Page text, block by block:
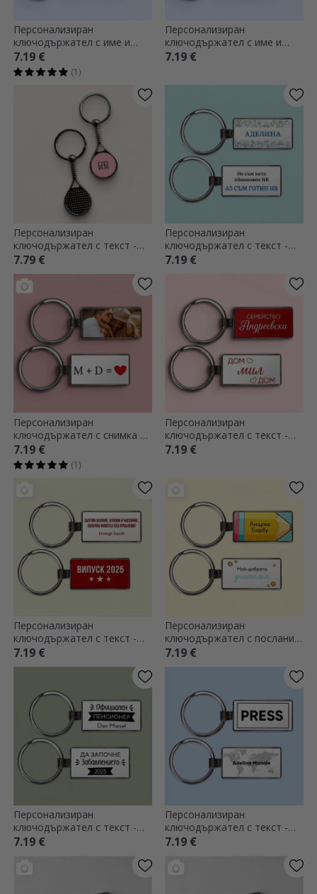
Персонализиран
ключодържател с име и
текст - Полицай
7.19 €
(1)
Персонализиран
ключодържател с име и
текст - Инженер
7.19 €
Персонализиран
ключодържател с текст -
Бебе
7.79 €
Персонализиран
ключодържател с текст -
HR
7.19 €
Персонализиран
ключодържател с снимка и
текст - Любов
7.19 €
(1)
Персонализиран
ключодържател с текст -
Начало
7.19 €
Персонализиран
ключодържател с текст -
Пенсионер
7.19 €
Персонализиран
ключодържател с послание
за учители
7.19 €
Персонализиран
ключодържател с текст -
Пенсиониране
7.19 €
Персонализиран
ключодържател с текст -
Журналист
7.19 €